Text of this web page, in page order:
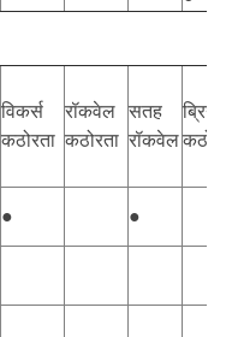
विकर्स
कठोरता
रॉकवेल
कठोरता
सतह
रॉकवेल
● ●